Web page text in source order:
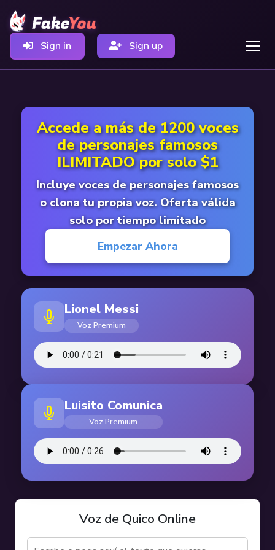
Sign in Sign up
Accede a más de 1200 voces
de personajes famosos
ILIMITADO por solo $1
Incluye voces de personajes famosos
o clona tu propia voz. Oferta válida
solo por tiempo limitado
Empezar Ahora
Lionel Messi
Voz Premium
Luisito Comunica
Voz Premium
Voz de Quico Online